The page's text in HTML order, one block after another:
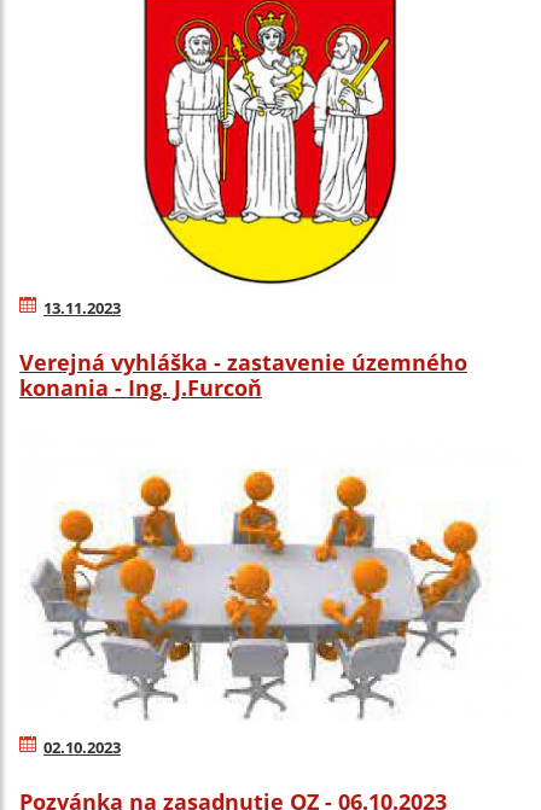
13.11.2023
Verejná vyhláška - zastavenie územného
konania - Ing. J.Furcoň
02.10.2023
Pozvánka na zasadnutie OZ - 06.10.2023